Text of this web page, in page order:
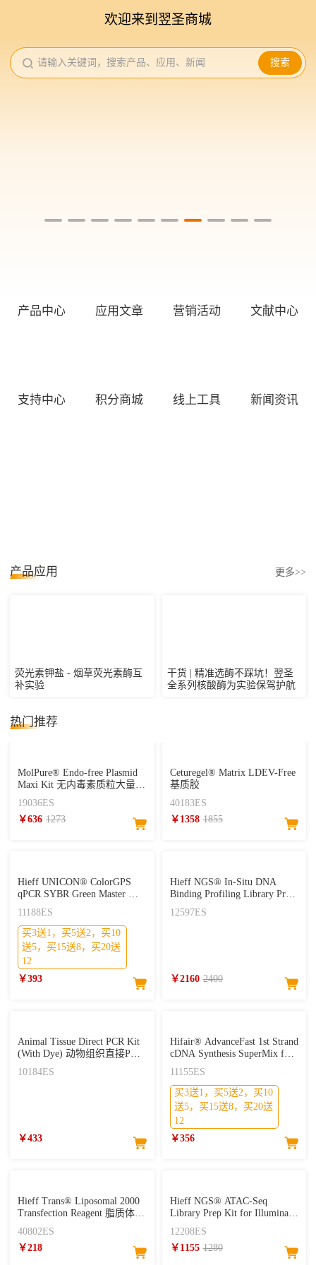
欢迎来到翌圣商城
请输入关键词，搜索产品、应用、新闻 搜索
产品中心 应用文章 营销活动 文献中心
支持中心 积分商城 线上工具 新闻资讯
产品应用 更多>>
荧光素钾盐 - 烟草荧光素酶互
补实验
干货 | 精准选酶不踩坑！翌圣
全系列核酸酶为实验保驾护航
热门推荐
MolPure® Endo-free Plasmid
Maxi Kit 无内毒素质粒大量提
取试剂盒
19036ES
￥636 1273
Ceturegel® Matrix LDEV-Free
基质胶
40183ES
￥1358 1855
Hieff UNICON® ColorGPS
qPCR SYBR Green Master Mix
(No Rox)
11188ES
买3送1，买5送2，买10
送5，买15送8，买20送
12
￥393
Hieff NGS® In-Situ DNA
Binding Profiling Library Prep
Kit for Illumina® V2
CUT&Tag试剂盒（单靶标）
12597ES
￥2160 2400
Animal Tissue Direct PCR Kit
(With Dye) 动物组织直接PCR
试剂盒
10184ES
￥433
Hifair® AdvanceFast 1st Strand
cDNA Synthesis SuperMix for
qPCR (DNA digester plus)
11155ES
买3送1，买5送2，买10
送5，买15送8，买20送
12
￥356
Hieff Trans® Liposomal 2000
Transfection Reagent 脂质体核
酸转染试剂
40802ES
￥218
Hieff NGS® ATAC-Seq
Library Prep Kit for Illumina®
ATAC建库试剂盒
12208ES
￥1155 1280